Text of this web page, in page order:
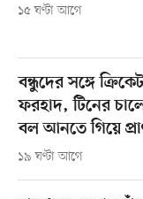
১৫ ঘণ্টা আগে
বন্ধুদের সঙ্গে
ফরহাদ, টিনের
বল আনতে গিয়ে
১৯ ঘণ্টা আগে